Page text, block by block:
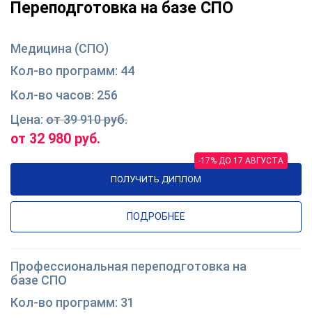
Переподготовка на базе СПО
Медицина (СПО)
44
256
от 39 910 руб.
от 32 980 руб.
ПОЛУЧИТЬ ДИПЛОМ
-17% ДО 17 АВГУСТА
ПОДРОБНЕЕ
Профессиональная переподготовка на
базе СПО
31